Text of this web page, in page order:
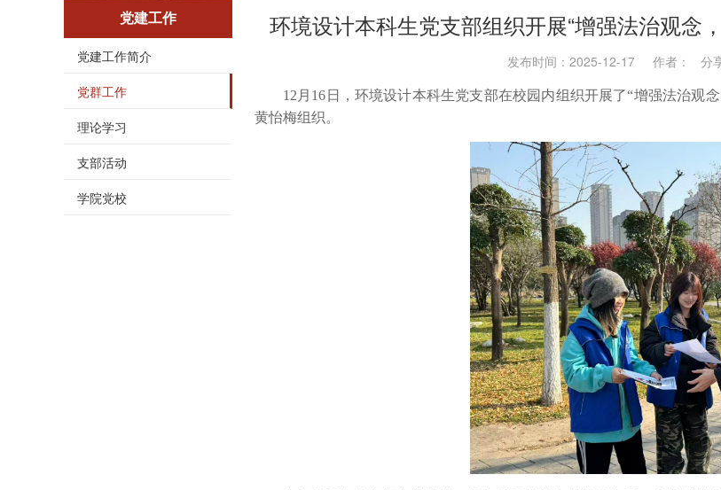
党建工作
党建工作简介
党群工作
理论学习
支部活动
学院党校
环境设计本科生党支部组织开展“增强法治观念
发布时间：2025-12-17 作者： 分
12月16日，环境设计本科生党支部在校园内组织开展了“增强法治观
黄怡梅组织。